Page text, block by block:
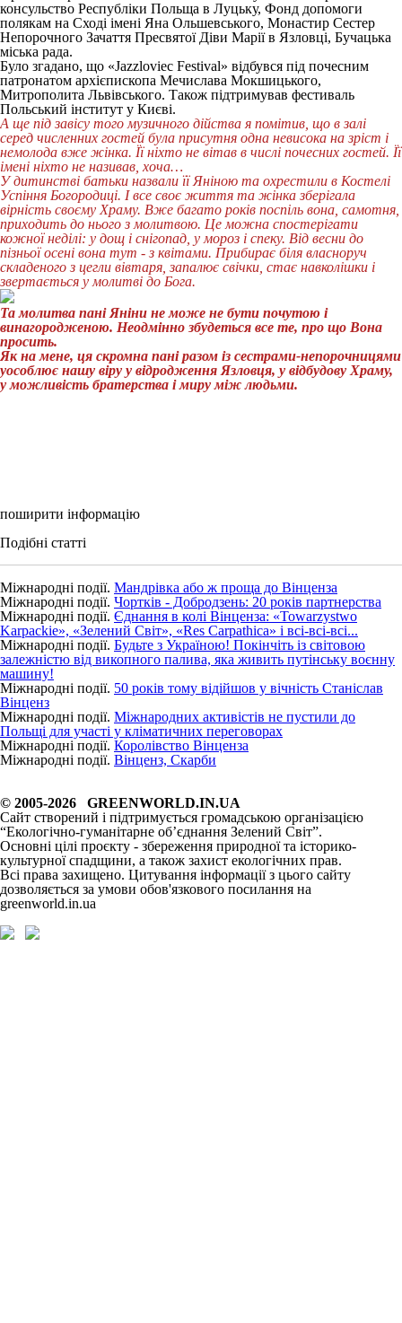
консульство Республіки Польща в Луцьку, Фонд допомоги
полякам на Сході імені Яна Ольшевського, Монастир Сестер
Непорочного Зачаття Пресвятої Діви Марії в Язловці, Бучацька
міська рада.
Було згадано, що «Jazzloviec Festival» відбувся під почесним
патронатом архієпископа Мечислава Мокшицького,
Митрополита Львівського. Також підтримував фестиваль
Польський інститут у Києві.
А ще під завісу того музичного дійства я помітив, що в залі
серед численних гостей була присутня одна невисока на зріст і
немолода вже жінка. Її ніхто не вітав в числі почесних гостей. Її
імені ніхто не називав, хоча…
У дитинстві батьки назвали її Яніною та охрестили в Костелі
Успіння Богородиці. І все своє життя та жінка зберігала
вірність своєму Храму. Вже багато років поспіль вона, самотня,
приходить до нього з молитвою. Це можна спостерігати
кожної неділі: у дощ і снігопад, у мороз і спеку. Від весни до
пізньої осені вона тут - з квітами. Прибирає біля власноруч
складеного з цегли вівтаря, запалює свічки, стає навколішки і
звертається у молитві до Бога.
Та молитва пані Яніни не може не бути почутою і
винагородженою. Неодмінно збудеться все те, про що Вона
просить.
Як на мене, ця скромна пані разом із сестрами-непорочницями
уособлює нашу віру у відродження Язловця, у відбудову Храму,
у можливість братерства і миру між людьми.
поширити інформацію
Подібні статті
Міжнародні події. Мандрівка або ж проща до Вінценза
Міжнародні події. Чортків - Добродзень: 20 років партнерства
Міжнародні події. Єднання в колі Вінценза: «Towarzystwo
Karpackie», «Зелений Світ», «Res Carpathica» і всі-всі-всі...
Міжнародні події. Будьте з Україною! Покінчіть із світовою
залежністю від викопного палива, яка живить путінську воєнну
машину!
Міжнародні події. 50 років тому відійшов у вічність Станіслав
Вінценз
Міжнародні події. Міжнародних активістів не пустили до
Польщі для участі у кліматичних переговорах
Міжнародні події. Королівство Вінценза
Міжнародні події. Вінценз, Скарби
© 2005-2026 GREENWORLD.IN.UA
Сайт створений і підтримується громадською організацією
“Екологічно-гуманітарне об’єднання Зелений Світ”.
Основні цілі проєкту - збереження природної та історико-
культурної спадщини, а також захист екологічних прав.
Всі права захищено. Цитування інформації з цього сайту
дозволяється за умови обов'язкового посилання на
greenworld.in.ua